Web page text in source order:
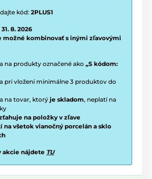
kód: 2PLUS1
8. 2026
možné kombinovať s inými zľavovými
na produkty označené ako „S kódom:
pri vložení minimálne 3 produktov do
na tovar, ktorý je skladom, neplatí na
na položky v zľave
na všetok vianočný porcelán a sklo
nájdete TU